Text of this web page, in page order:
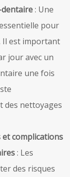
: Une
pour
Il est important
jour avec un
une fois
des nettoyages
complications
: Les
des risques